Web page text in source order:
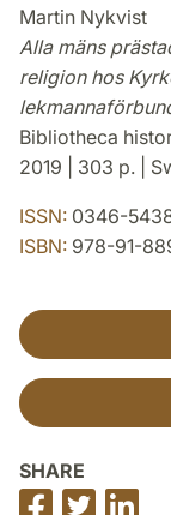
Martin Nykvist
Alla mäns
religion hos
Bibliotheca
2019 | 303 p. |
ISSN: 0346-
ISBN: 978-91-
SHARE
Share Share